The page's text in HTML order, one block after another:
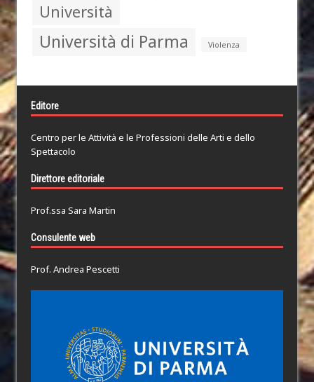
Università
Università di Parma Violenza
Editore
Centro per le Attività e le Professioni delle Arti e dello
Spettacolo
Direttore editoriale
Prof.ssa Sara Martin
Consulente web
Prof. Andrea Pescetti